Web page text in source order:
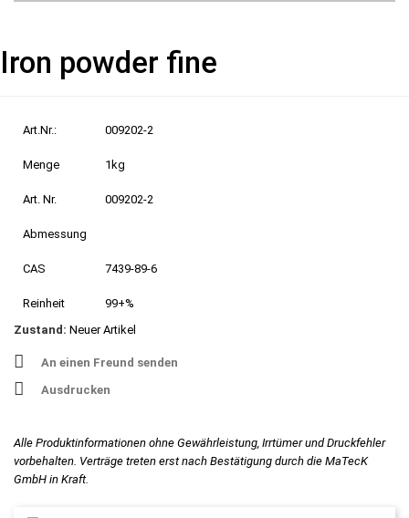
Iron powder fine
Art.Nr.: 009202-2
Menge 1kg
Art. Nr. 009202-2
Abmessung
CAS 7439-89-6
Reinheit
99+%
Zustand: Neuer Artikel
An einen Freund senden
Ausdrucken
Alle Produktinformationen ohne Gewährleistung, Irrtümer und Druckfehler
vorbehalten. Verträge treten erst nach Bestätigung durch die MaTecK
GmbH in Kraft.